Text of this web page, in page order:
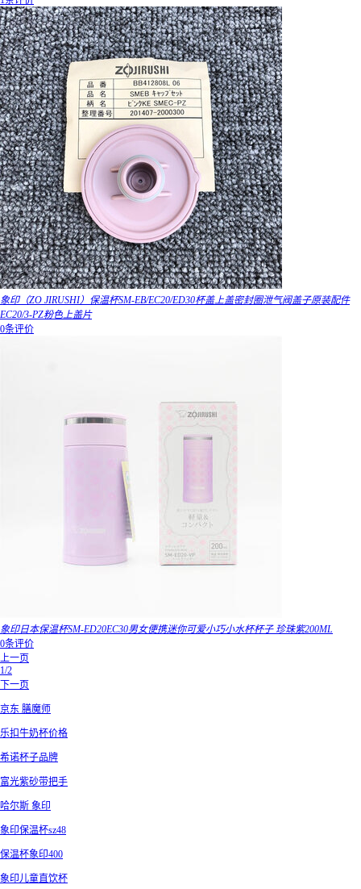
象印（ZO JIRUSHI）保温杯SM-EB/EC20/ED30杯盖上盖密封圈泄气阀盖子原装配件
EC20/3-PZ粉色上盖片
0条评价
象印日本保温杯SM-ED20EC30男女便携迷你可爱小巧小水杯杯子 珍珠紫200ML
0条评价
上一页
1/2
下一页
京东 膳魔师
乐扣牛奶杯价格
希诺杯子品牌
富光紫砂带把手
哈尔斯 象印
象印保温杯sz48
保温杯象印400
象印儿童直饮杯